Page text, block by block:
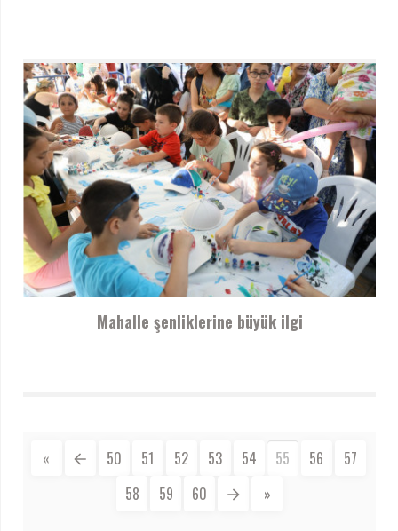
Mahalle şenliklerine büyük ilgi
« 50 51 52 53 54 55 56
57
58
59 60 »